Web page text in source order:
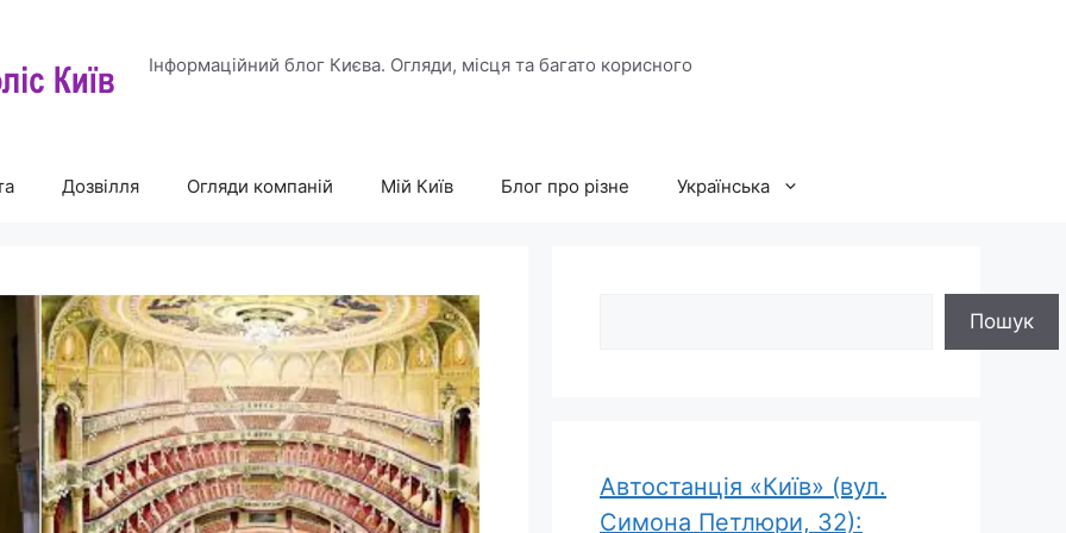
Інформаційний блог Києва. Огляди, місця та багато корисного
Дозвілля Огляди компаній Мій Київ Блог про різне Українська
Пошук
Автостанція «Київ» (вул.
Симона Петлюри, 32):